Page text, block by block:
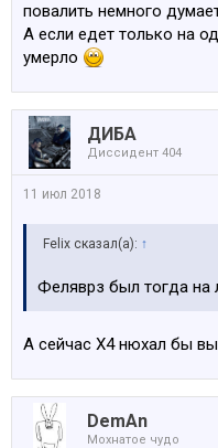
повалить немного
А если едет только на
умерло
ДИБА
Диссидент 404
11 июл 2018
Felix сказал(а): ↑
Феляврз был тогда на
А сейчас Х4 нюхал бы
DemAn
Мохнатое чудо